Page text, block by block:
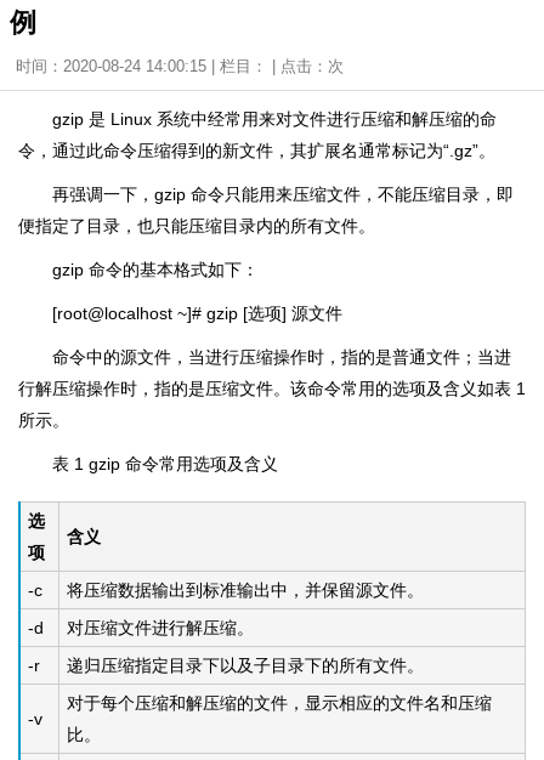
例
时间：2020-08-24 14:00:15 | 栏目： | 点击： 次
gzip 是 Linux 系统中经常用来对文件进行压缩和解压缩的命
令，通过此命令压缩得到的新文件，其扩展名通常标记为“.gz”。
再强调一下，gzip 命令只能用来压缩文件，不能压缩目录，即
便指定了目录，也只能压缩目录内的所有文件。
gzip 命令的基本格式如下：
[root@localhost ~]# gzip [选项] 源文件
命令中的源文件，当进行压缩操作时，指的是普通文件；当进
行解压缩操作时，指的是压缩文件。该命令常用的选项及含义如表 1
所示。
表 1 gzip 命令常用选项及含义
选
项
含义
-c
将压缩数据输出到标准输出中，并保留源文件。
-d
对压缩文件进行解压缩。
-r
递归压缩指定目录下以及子目录下的所有文件。
-v
对于每个压缩和解压缩的文件，显示相应的文件名和压缩
比。